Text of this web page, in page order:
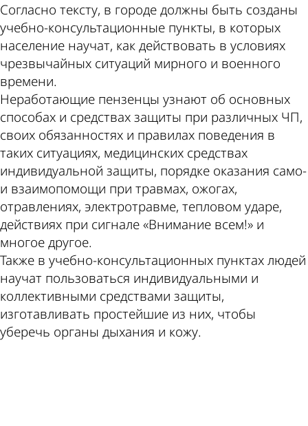
Согласно тексту, в городе должны быть созданы
учебно-консультационные пункты, в которых
население научат, как действовать в условиях
чрезвычайных ситуаций мирного и военного
времени.
Неработающие пензенцы узнают об основных
способах и средствах защиты при различных ЧП,
своих обязанностях и правилах поведения в
таких ситуациях, медицинских средствах
индивидуальной защиты, порядке оказания само-
и взаимопомощи при травмах, ожогах,
отравлениях, электротравме, тепловом ударе,
действиях при сигнале «Внимание всем!» и
многое другое.
Также в учебно-консультационных пунктах людей
научат пользоваться индивидуальными и
коллективными средствами защиты,
изготавливать простейшие из них, чтобы
уберечь органы дыхания и кожу.